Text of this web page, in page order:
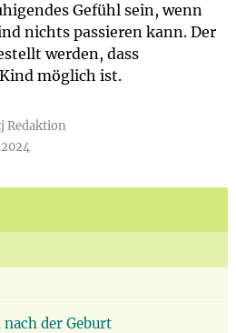
Gefühl sein, wenn
nichts passieren kann. Der
werden, dass
möglich ist.
Redaktion
der Geburt